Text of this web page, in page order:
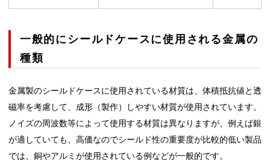
一般的にシールドケースに使用される金属の
種類
金属製のシールドケースに使用されている材質は、体積抵抗値と透
磁率を考慮して、成形（製作）しやすい材質が使用されています。
ノイズの周波数等によって使用する材質は異なりますが、例えば銀
が適していても、高価なのでシールド性の重要度が比較的低い製品
では、銅やアルミが使用されている例などが一般的です。